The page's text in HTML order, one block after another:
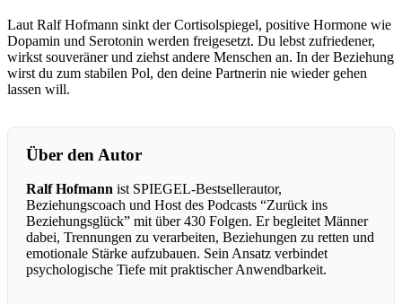
Laut Ralf Hofmann sinkt der Cortisolspiegel, positive Hormone wie
Dopamin und Serotonin werden freigesetzt. Du lebst zufriedener,
wirkst souveräner und ziehst andere Menschen an. In der Beziehung
wirst du zum stabilen Pol, den deine Partnerin nie wieder gehen
lassen will.
Über den Autor
Ralf Hofmann ist SPIEGEL-Bestsellerautor,
Beziehungscoach und Host des Podcasts “Zurück ins
Beziehungsglück” mit über 430 Folgen. Er begleitet Männer
dabei, Trennungen zu verarbeiten, Beziehungen zu retten und
emotionale Stärke aufzubauen. Sein Ansatz verbindet
psychologische Tiefe mit praktischer Anwendbarkeit.